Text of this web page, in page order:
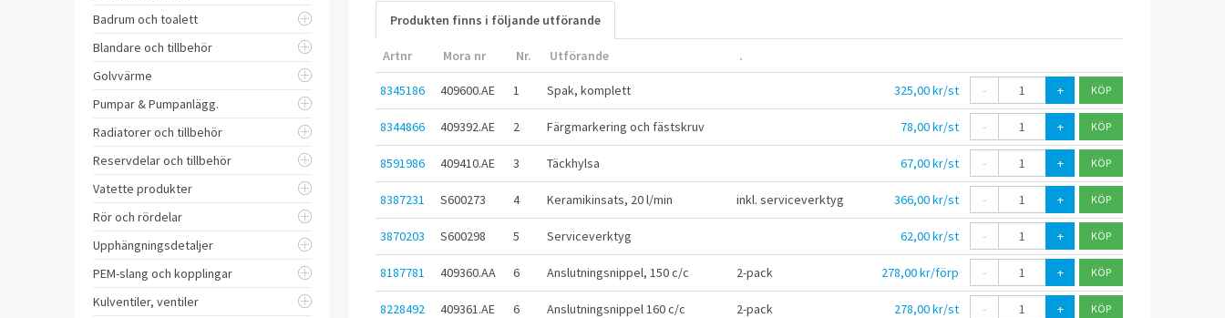
Badrum och toalett
Blandare och tillbehör
Golvvärme
Pumpar & Pumpanlägg.
Radiatorer och tillbehör
Reservdelar och tillbehör
Vatette produkter
Rör och rördelar
Upphängningsdetaljer
PEM-slang och kopplingar
Kulventiler, ventiler
Produkten finns i följande utförande
Artnr Mora nr Nr. Utförande .
8345186 409600.AE 1 Spak, komplett 325,00 kr/st - +
8344866 409392.AE 2 Färgmarkering och fästskruv 78,00 kr/st - +
8591986 409410.AE 3 Täckhylsa 67,00 kr/st - +
8387231 S600273 4 Keramikinsats, 20 l/min inkl. serviceverktyg 366,00 kr/st - +
3870203 S600298 5 Serviceverktyg 62,00 kr/st - +
8187781 409360.AA 6 Anslutningsnippel, 150 c/c 2-pack 278,00 kr/förp - +
8228492 409361.AE 6 Anslutningsnippel 160 c/c 2-pack 278,00 kr/st - +